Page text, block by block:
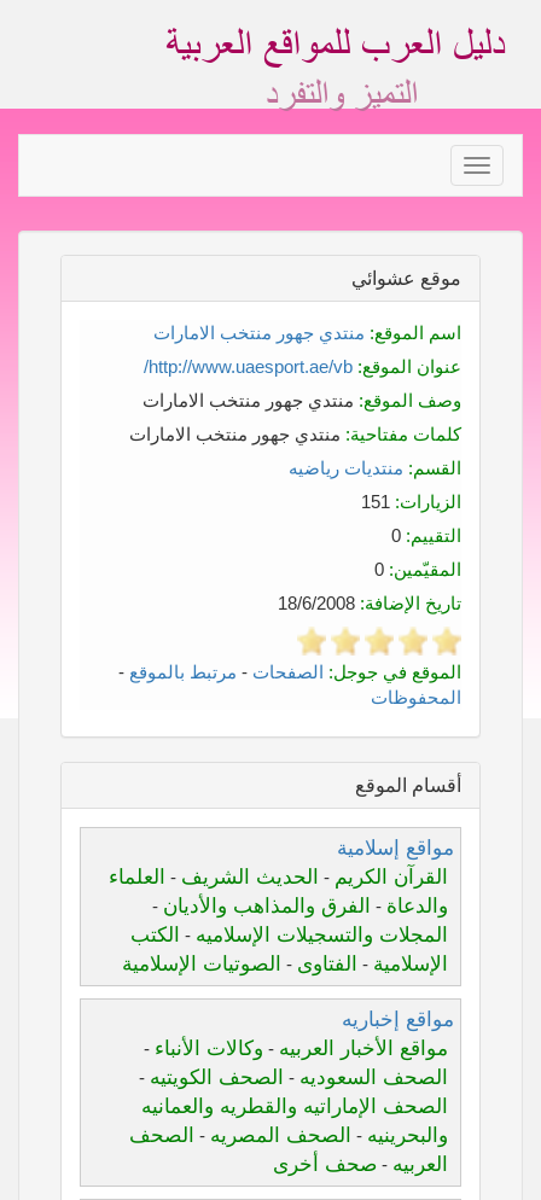
Toggle
navigation
موقع عشوائي
اسم الموقع: منتدي جهور منتخب الامارات
عنوان الموقع: http://www.uaesport.ae/vb/
وصف الموقع: منتدي جهور منتخب الامارات
كلمات مفتاحية: منتدي جهور منتخب الامارات
القسم: منتديات رياضيه
الزيارات:
التقييم:
المقيّمين:
تاريخ الإضافة:
الموقع في جوجل: الصفحات - مرتبط بالموقع -
المحفوظات
أقسام الموقع
مواقع إسلامية
القرآن الكريم - الحديث الشريف - العلماء
والدعاة - الفرق والمذاهب والأديان -
المجلات والتسجيلات الإسلاميه - الكتب
الإسلامية - الفتاوى - الصوتيات الإسلامية
مواقع إخباريه
مواقع الأخبار العربيه - وكالات الأنباء -
الصحف السعوديه - الصحف الكويتيه -
الصحف الإماراتيه والقطريه والعمانيه
والبحرينيه - الصحف المصريه - الصحف
العربيه - صحف أخرى